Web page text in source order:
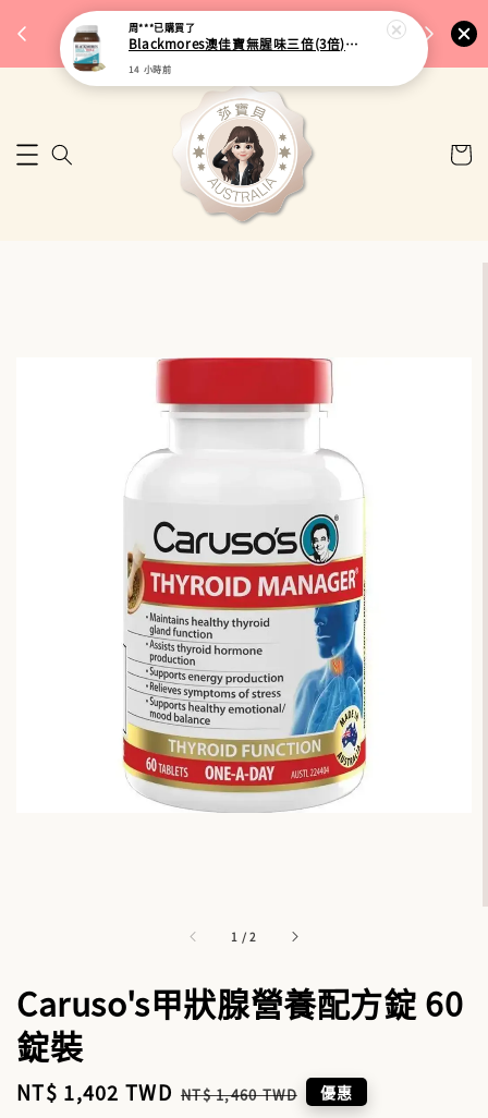
🎉 77購物節｜保健品滿額最低 91 折
來去逛逛
🚚 台
1 /2
Caruso's甲狀腺營養配方錠 60
錠裝
Sale
NT$ 1,402 TWD Regular
NT$ 1,460 TWD 優惠
周***已購買了
Blackmores澳佳寶無腥味三倍(3倍)濃縮加強型深海魚油 150粒
14 小時前